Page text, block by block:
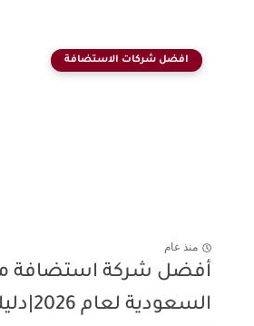
افضل شركات الاستضافة
منذ عام
أفضل شركة استضافة
السعودية لعام 2026|دليك شامل